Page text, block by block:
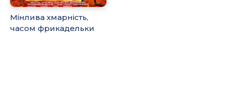
Мінлива хмарність,
часом фрикадельки